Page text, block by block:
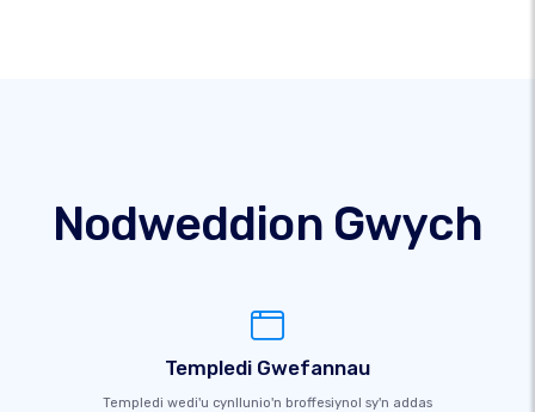
Nodweddion Gwych
Templedi Gwefannau
Templedi wedi'u cynllunio'n broffesiynol sy'n addas